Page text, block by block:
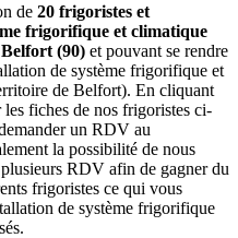
de 20 frigoristes et
frigorifique et climatique
(90) et pouvant se rendre
de système frigorifique et
de Belfort). En cliquant
fiches de nos frigoristes ci-
un RDV au
la possibilité de nous
RDV afin de gagner du
frigoristes ce qui vous
de système frigorifique